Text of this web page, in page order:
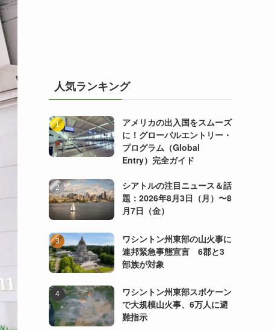
人気ランキング
アメリカの出入国をスムーズ
に！グローバルエントリー・
プログラム（Global
Entry）完全ガイド
シアトルの注目ニュース＆話
題：2026年8月3日（月）〜8
月7日（金）
ワシントン州東部の山火事に
連邦緊急事態宣言 6郡と3
部族が対象
ワシントン州東部スポケーン
で大規模山火事、6万人に避
難指示